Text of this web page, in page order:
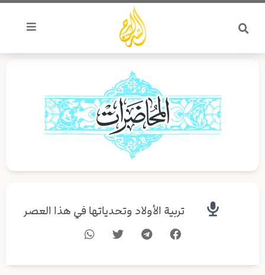
تخطي
المحتوى
تربية الأولاد وتحدياتها في هذا العصر